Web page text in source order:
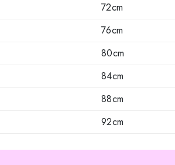
72cm
76cm
80cm
84cm
88cm
92cm